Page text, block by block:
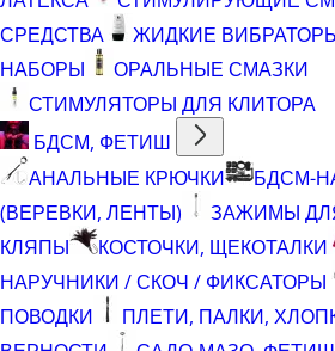
СРЕДСТВА
ЖИДКИЕ
НАБОРЫ
ОРАЛЬНЫЕ СМАЗКИ
СТИМУЛЯТОРЫ ДЛЯ КЛИТОРА
БДСМ, ФЕТИШ
АНАЛЬНЫЕ КРЮЧКИ
БДСМ-
(ВЕРЕВКИ, ЛЕНТЫ)
ЗАЖИМЫ
КЛЯПЫ
КОСТОЧКИ, ЩЕКОТАЛКИ
НАРУЧНИКИ / СКОЧ / ФИКСАТОРЫ
ПОВОДКИ
ПЛЕТИ, ПАЛКИ,